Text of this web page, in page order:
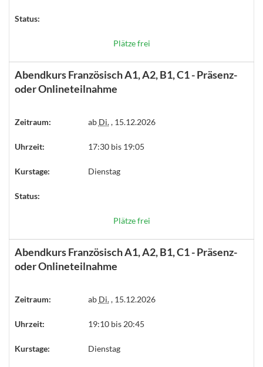
Status:
Plätze frei
Abendkurs Französisch A1, A2, B1, C1 - Präsenz-
oder Onlineteilnahme
Zeitraum: ab Di., 15.12.2026
Uhrzeit: 17:30 bis 19:05
Kurstage: Dienstag
Status:
Plätze frei
Abendkurs Französisch A1, A2, B1, C1 - Präsenz-
oder Onlineteilnahme
Zeitraum: ab Di., 15.12.2026
Uhrzeit: 19:10 bis 20:45
Kurstage: Dienstag